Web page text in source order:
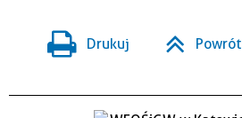
Drukuj Powrót